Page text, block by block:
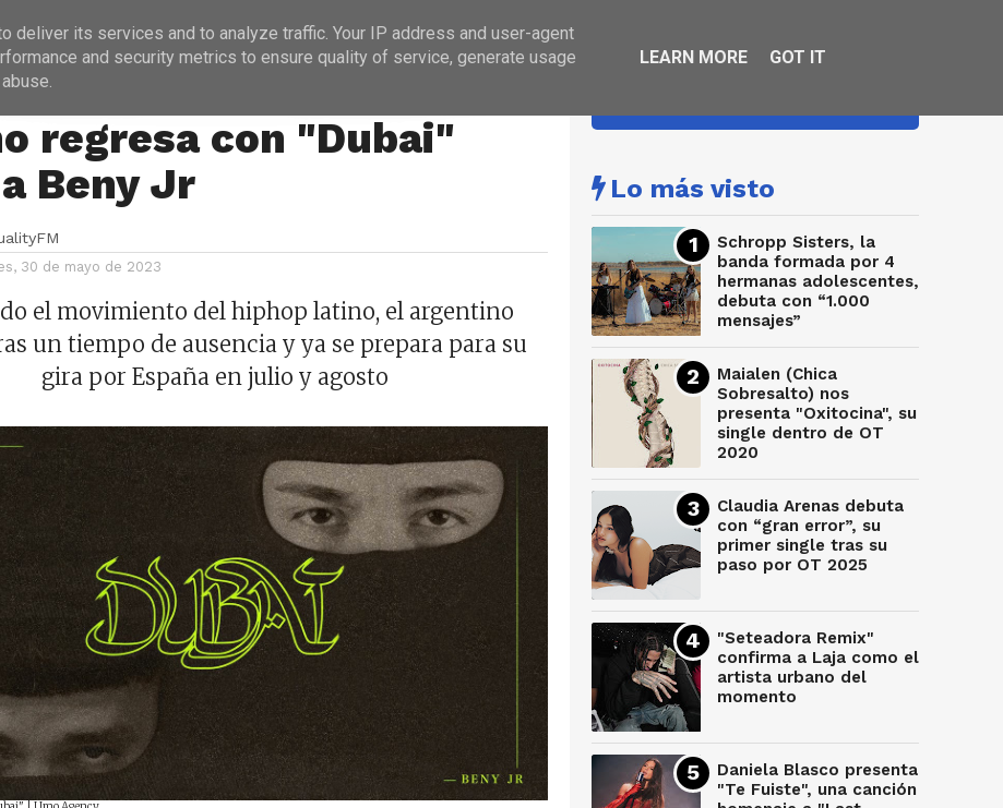
PROGRAMACIÓN ENTREVISTAS
regresa con "Dubai"
Beny Jr
30 de mayo de 2023
el movimiento del hiphop latino, el argentino
un tiempo de ausencia y ya se prepara para su
gira por España en julio y agosto
Lo más visto
Schropp Sisters, la
banda formada por 4
hermanas adolescentes,
debuta con “1.000
mensajes”
Maialen (Chica
Sobresalto) nos
presenta "Oxitocina", su
single dentro de OT
2020
Claudia Arenas debuta
con “gran error”, su
primer single tras su
paso por OT 2025
"Seteadora Remix"
confirma a Laja como el
artista urbano del
momento
Daniela Blasco presenta
"Te Fuiste", una canción
deliver its services and to analyze traffic. Your IP address and user-agent
and security metrics to ensure quality of service, generate usage
LEARN MORE GOT IT